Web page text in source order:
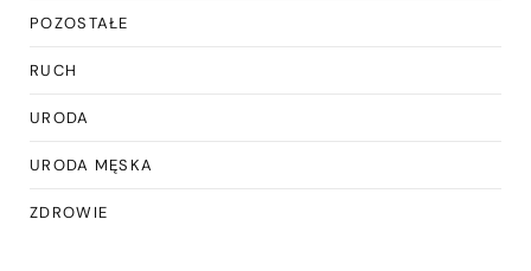
POZOSTAŁE
RUCH
URODA
URODA MĘSKA
ZDROWIE